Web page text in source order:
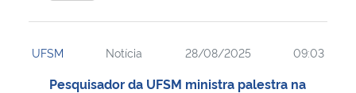
UFSM Notícia 28/08/2025 09:03
Pesquisador da UFSM ministra palestra na